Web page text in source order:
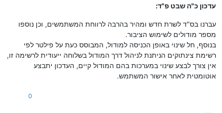
עדכון כ"ה שבט פ"ד:
עברנו בס"ד לשרת חדש ומהיר בהרבה לרווחת המשתמשים, וכן נוספו
מספר מודולים לשימוש הציבור.
בנוסף, חל שינוי באופן הכניסה למודול, המבוסס כעת על פילטר לפי
רשימת צינתוקים הניתנת לניהול דרך המודול בשלוחה ייעודית לרשימה זו,
אין צורך לבצע שינוי במערכות בהם המודול קיים, העדכון יתבצע
אוטומטית לאחר אישור המשתמש.
0